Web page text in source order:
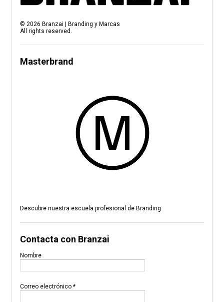
© 2026 Branzai | Branding y Marcas
All rights reserved.
Masterbrand
Descubre nuestra escuela profesional de Branding
Contacta con Branzai
Nombre
Correo electrónico *